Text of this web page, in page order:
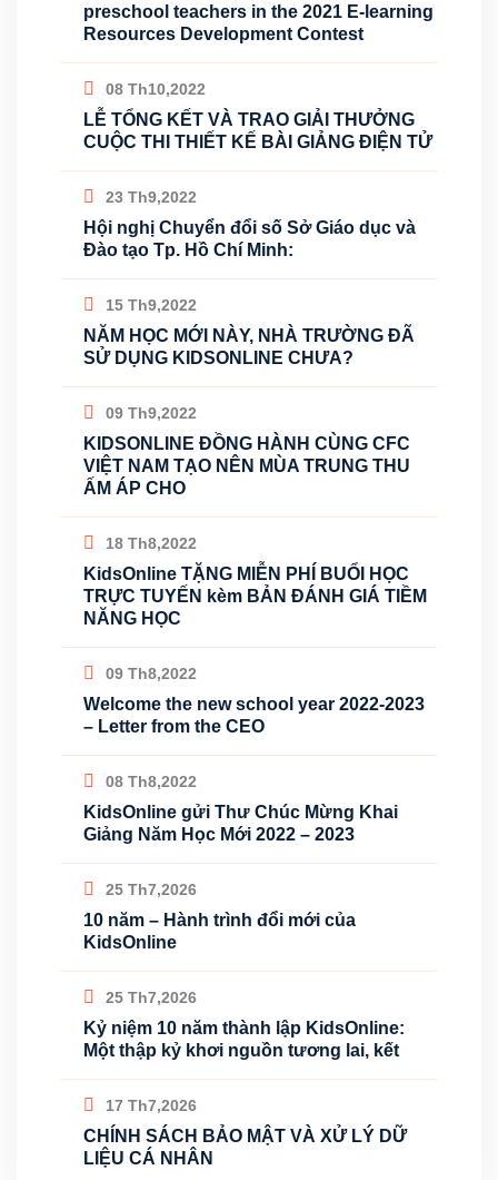
preschool teachers in the 2021 E-learning
Resources Development Contest
08 Th10,2022
LỄ TỔNG KẾT VÀ TRAO GIẢI THƯỞNG
CUỘC THI THIẾT KẾ BÀI GIẢNG ĐIỆN TỬ
23 Th9,2022
Hội nghị Chuyển đổi số Sở Giáo dục và
Đào tạo Tp. Hồ Chí Minh:
15 Th9,2022
NĂM HỌC MỚI NÀY, NHÀ TRƯỜNG ĐÃ
SỬ DỤNG KIDSONLINE CHƯA?
09 Th9,2022
KIDSONLINE ĐỒNG HÀNH CÙNG CFC
VIỆT NAM TẠO NÊN MÙA TRUNG THU
ẤM ÁP CHO
18 Th8,2022
KidsOnline TẶNG MIỄN PHÍ BUỔI HỌC
TRỰC TUYẾN kèm BẢN ĐÁNH GIÁ TIỀM
NĂNG HỌC
09 Th8,2022
Welcome the new school year 2022-2023
– Letter from the CEO
08 Th8,2022
KidsOnline gửi Thư Chúc Mừng Khai
Giảng Năm Học Mới 2022 – 2023
25 Th7,2026
10 năm – Hành trình đổi mới của
KidsOnline
25 Th7,2026
Kỷ niệm 10 năm thành lập KidsOnline:
Một thập kỷ khơi nguồn tương lai, kết
17 Th7,2026
CHÍNH SÁCH BẢO MẬT VÀ XỬ LÝ DỮ
LIỆU CÁ NHÂN